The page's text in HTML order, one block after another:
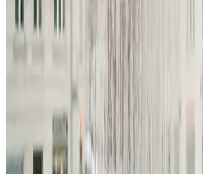
Dimensionering efter BR18 og AT-krav